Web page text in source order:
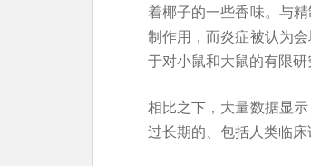
着椰子的一些香味。与
制作用，而炎症被认为
于对小鼠和大鼠的有限研
相比之下，大量数据显
过长期的、包括人类临床